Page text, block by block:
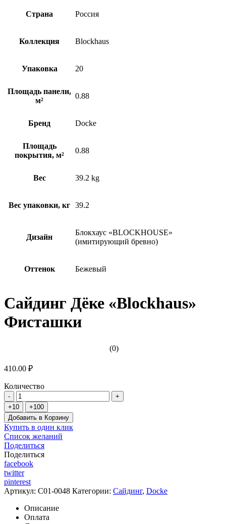
Страна Россия
Коллекция Blockhaus
Упаковка 20
Площадь панели,
м²
0.88
Бренд Docke
Площадь
покрытия, м²
0.88
Вес 39.2 kg
Вес упаковки, кг 39.2
Дизайн
Блокхаус «BLOCKHOUSE»
(имитирующий бревно)
Оттенок Бежевый
Сайдинг Дёке «Blockhaus»
Фисташки
(0)
410.00 ₽
Количество
Добавить в Корзину
Купить в один клик
Список желаний
Поделиться
Поделиться
facebook
twitter
pinterest
Артикул: C01-0048 Категории: Сайдинг, Docke
Описание
Оплата